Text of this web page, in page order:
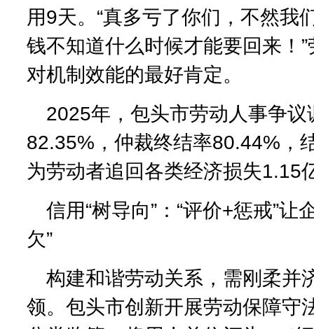
用9天。“真多亏了你们，不然我
钱不知道什么时候才能要回来！
对机制效能的最好肯定。
2025年，包头市劳动人事争议
82.35%，仲裁终结率80.44%，
为劳动者追回各类经济损失1.15
信用“树导向”：“评价+惩戒”让
欠”
构建和谐劳动关系，需刚柔并
领。包头市创新开展劳动保障守